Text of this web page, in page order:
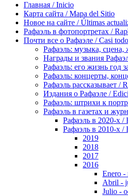
Главная / Inicio
Карта сайта / Mapa del Sitio
Новое на сайте / Últimas
Рафаэль в фотопортретах /
Почти все о Рафаэле / Casi
Рафаэль: музыка, сцена,
Награды и звания
Рафаэль: его жизнь год
Рафаэль: концерты,
Рафаэль рассказывает /
Издания о Рафаэле /
Рафаэль: штрихи к
Рафаэль в газетах и
Рафаэль в 2020-х /
Рафаэль в 2010-х /
2019
2018
2017
2016
Enero -
Abril -
Julio -